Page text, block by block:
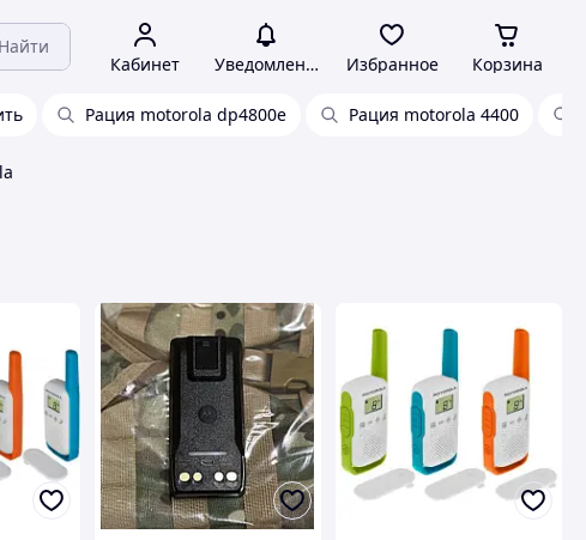
Найти
Кабинет Уведомления Избранное Корзина
Рация motorola dp4800e Рация motorola 4400